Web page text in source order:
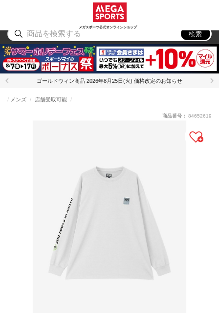
メガスポーツ公式オンラインショップ
アウトドア
検索
ゴールドウィン商品 2026年8月25日(火) 価格改定のお知らせ
メンズ 店舗受取可能
商品番号： 84652619